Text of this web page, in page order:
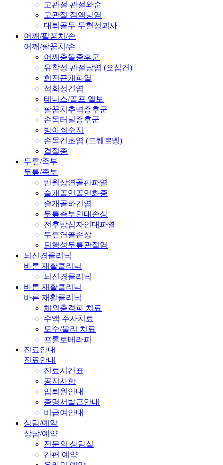
고관절 관절와순
고관절 점액낭염
대퇴골두 무혈성괴사
어깨/팔꿈치/손
어깨/팔꿈치/손
어깨충돌증후군
유착성 관절낭염 (오십견)
회전근개파열
석회성건염
테니스/골프 엘보
팔꿈치추벽증후군
손목터널증후군
방아쇠수지
손목건초염 (드퀘르벵)
결절종
무릎/족부
무릎/족부
반월상연골판파열
슬개골연골연화증
슬개골하건염
무릎측부인대손상
전후방십자인대파열
무릎연골손상
퇴행성무릎관절염
뇌신경클리닉
바른 재활클리닉
뇌신경클리닉
바른 재활클리닉
바른 재활클리닉
체외충격파 치료
수액 주사치료
도수/물리 치료
프롤로테라피
진료안내
진료안내
진료시간표
공지사항
입퇴원안내
증명서발급안내
비급여안내
상담/예약
상담/예약
전문의 상담실
간편 예약